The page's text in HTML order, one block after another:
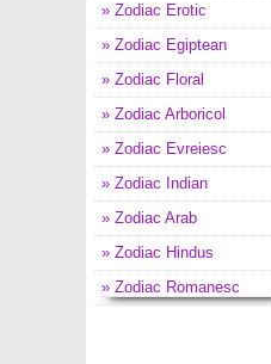
» Zodiac Erotic
» Zodiac Egiptean
» Zodiac Floral
» Zodiac Arboricol
» Zodiac Evreiesc
» Zodiac Indian
» Zodiac Arab
» Zodiac Hindus
» Zodiac Romanesc